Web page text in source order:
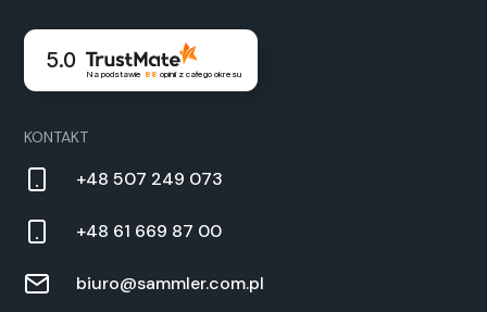
5.0
Na podstawie 88 opinii z całego okresu
KONTAKT
+48 507 249 073
+48 61 669 87 00
biuro@sammler.com.pl